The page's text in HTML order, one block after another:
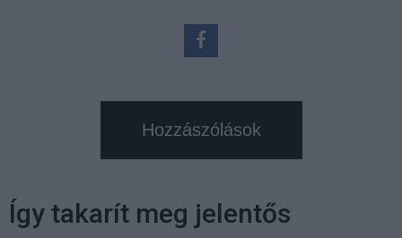
Hozzászólások
Így takarít meg jelentős